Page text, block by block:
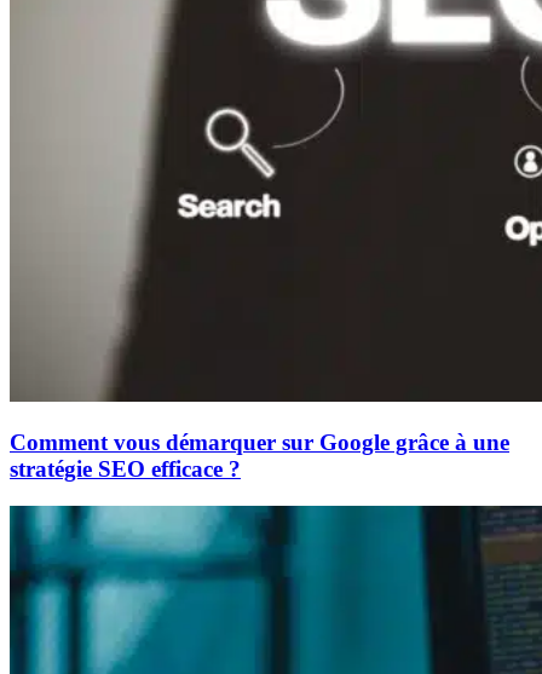
Comment vous démarquer sur Google grâce à une
stratégie SEO efficace ?